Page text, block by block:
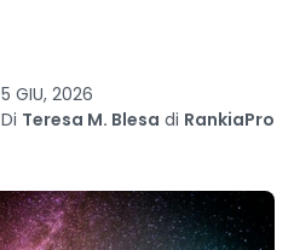
5 GIU, 2026
Di Teresa M. Blesa di RankiaPro